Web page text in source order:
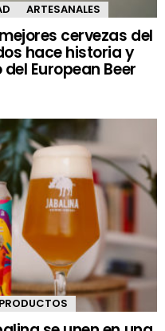
ARTESANALES
cervezas del
hace historia y
European Beer
PRODUCTOS